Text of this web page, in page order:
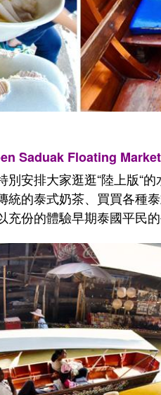
Saduak Floating Market
安排大家逛逛“陸上版“
統的泰式奶茶、買買各種
份的體驗早期泰國平民的